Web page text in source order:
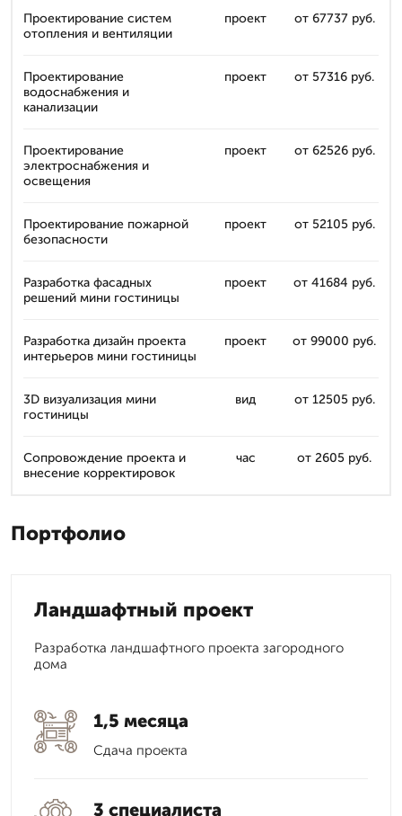
Проектирование систем
отопления и вентиляции
проект от 67737 руб.
Проектирование
водоснабжения и
канализации
проект от 57316 руб.
Проектирование
электроснабжения и
освещения
проект от 62526 руб.
Проектирование пожарной
безопасности
проект от 52105 руб.
Разработка фасадных
решений мини гостиницы
проект от 41684 руб.
Разработка дизайн проекта
интерьеров мини гостиницы
проект от 99000 руб.
3D визуализация мини
гостиницы
вид от 12505 руб.
Сопровождение проекта и
внесение корректировок
час от 2605 руб.
Портфолио
Ландшафтный проект
Разработка ландшафтного проекта загородного
дома
1,5 месяца
Сдача проекта
3 специалиста